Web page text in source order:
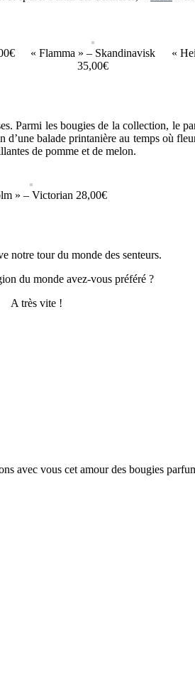
« Flamma » – Skandinavisk
35,00€
«
Parmi les bougies de la collection, le
d’une balade printanière au temps où
de pomme et de melon.
» – Victorian 28,00€
notre tour du monde des senteurs.
du monde avez-vous préféré ?
A très vite !
avec vous cet amour des bougies